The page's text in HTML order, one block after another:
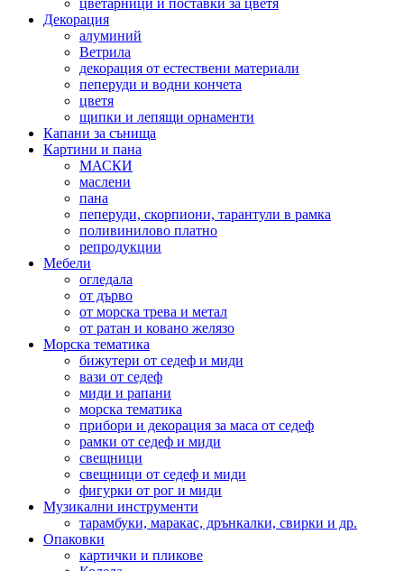
Декорация
алуминий
Ветрила
декорация от естествени материали
пеперуди и водни кончета
цветя
щипки и лепящи орнаменти
Капани за сънища
Картини и пана
МАСКИ
маслени
пана
пеперуди, скорпиони, тарантули в рамка
поливинилово платно
репродукции
Мебели
огледала
от дърво
от морска трева и метал
от ратан и ковано желязо
Морска тематика
бижутери от седеф и миди
вази от седеф
миди и рапани
морска тематика
прибори и декорация за маса от седеф
рамки от седеф и миди
свещници
свещници от седеф и миди
фигурки от рог и миди
Музикални инструменти
тарамбуки, маракас, дрънкалки, свирки и др.
Опаковки
картички и пликове